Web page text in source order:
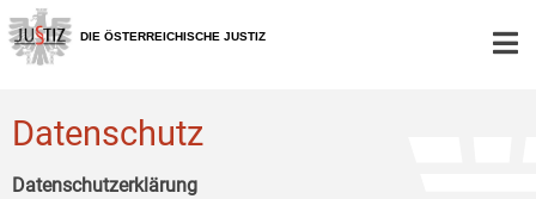
Zur
Hauptnavigation
[1]
Zum
Inhalt
[2]
Zum
Untermenü
[3]
DIE ÖSTERREICHISCHE JUSTIZ
Datenschutz
Datenschutzerklärung